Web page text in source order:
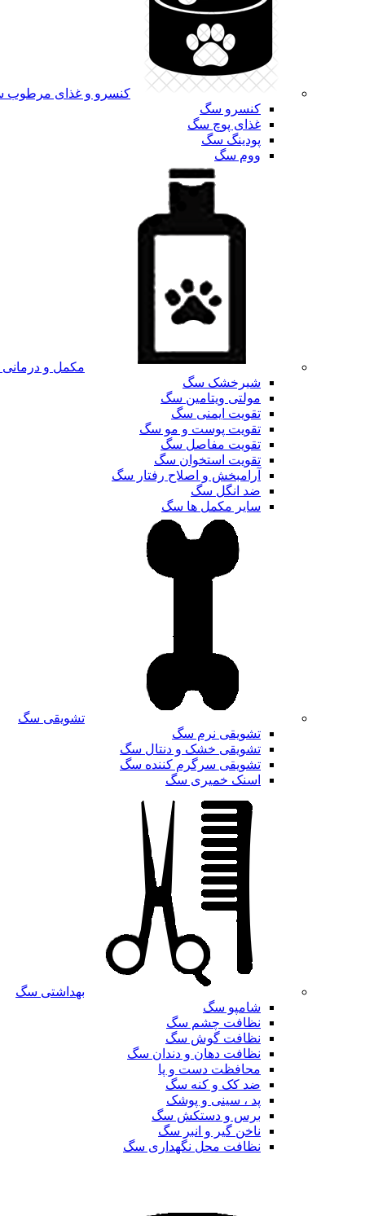
کنسرو و غذای
کنسرو سگ
غذای پوچ سگ
پودینگ سگ
ووم سگ
مکمل و
شیرخشک سگ
مولتی ویتامین سگ
تقویت ایمنی سگ
تقویت پوست و مو سگ
تقویت مفاصل سگ
تقویت استخوان سگ
آرامبخش و اصلاح رفتار سگ
ضد انگل سگ
سایر مکمل ها سگ
تشویقی سگ
تشویقی نرم سگ
تشویقی خشک و دنتال سگ
تشویقی سرگرم کننده سگ
اسنک خمیری سگ
بهداشتی سگ
شامپو سگ
نظافت چشم سگ
نظافت گوش سگ
نظافت دهان و دندان سگ
محافظت دست و پا
ضد کک و کنه سگ
پد ، سینی و پوشک
برس و دستکش سگ
ناخن گیر و انبر سگ
نظافت محل نگهداری سگ